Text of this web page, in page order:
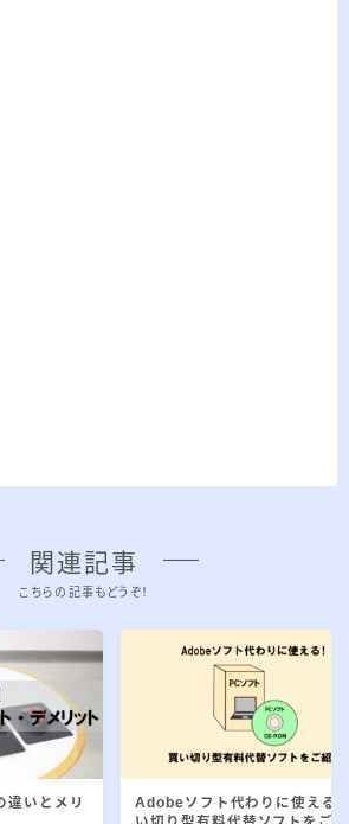
関連記事
こちらの記事もどうぞ！
違いとメリ
Adobeソフト代わりに使える!